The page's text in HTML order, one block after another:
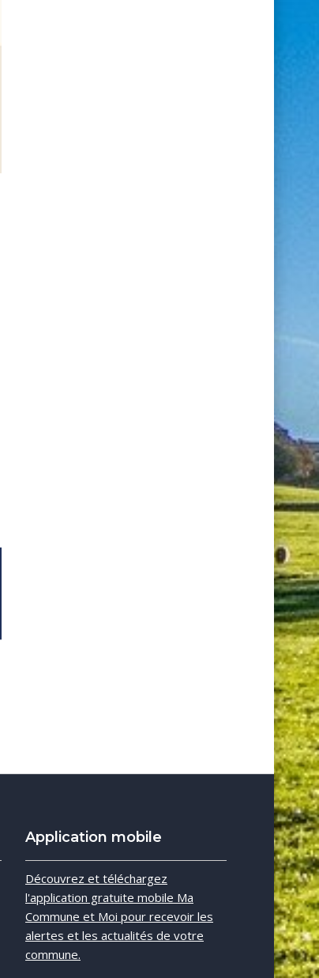
Application mobile
Découvrez et téléchargez
l'application gratuite mobile Ma
Commune et Moi pour recevoir les
alertes et les actualités de votre
commune.